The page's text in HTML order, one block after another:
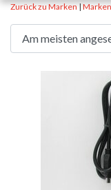
Zurück zu Marken|Marken